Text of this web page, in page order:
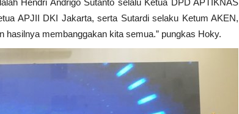
APJII DKI Jakarta, serta Sutardi selaku Ketum AKEN,
membanggakan kita semua.” pungkas Hoky.